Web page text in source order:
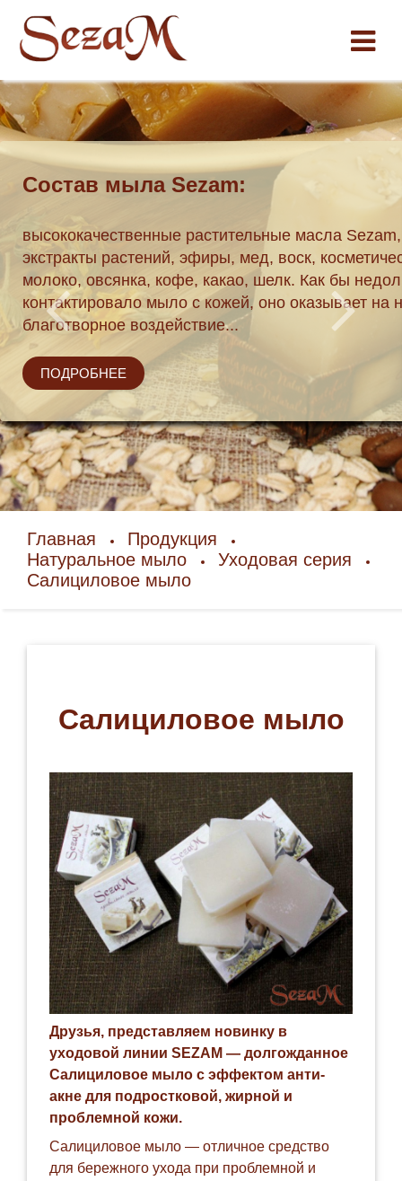
162 04 51.
трех
Состав мыла Sezam:
высококачественные растительные масла
экстракты растений, эфиры, мед, воск,
молоко, овсянка, кофе, какао, шелк. Как бы
контактировало мыло с кожей, оно оказывает на
благотворное воздействие...
ПОДРОБНЕЕ
Главная
Продукция
Натуральное мыло
Уходовая серия
Салициловое мыло
Салициловое мыло
Друзья, представляем новинку в
уходовой линии SEZAM — долгожданное
Салициловое мыло с эффектом анти-
акне для подростковой, жирной и
проблемной кожи.
Салициловое мыло — отличное средство
для бережного ухода при проблемной и